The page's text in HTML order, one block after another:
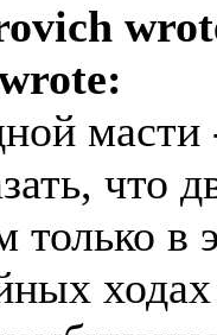
что
только в